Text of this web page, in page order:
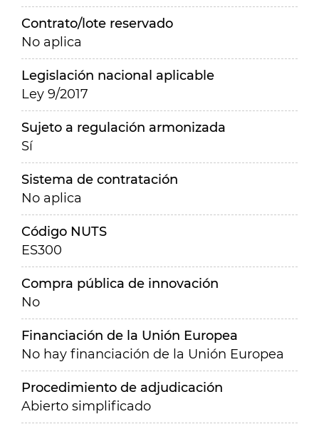
Contrato/lote reservado
No aplica
Legislación nacional aplicable
Ley 9/2017
Sujeto a regulación armonizada
Sí
Sistema de contratación
No aplica
Código NUTS
ES300
Compra pública de innovación
No
Financiación de la Unión Europea
No hay financiación de la Unión Europea
Procedimiento de adjudicación
Abierto simplificado